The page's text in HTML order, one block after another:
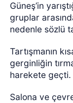
Güneş’in
gruplar
nedenle sözlü
Tartışmanın
gerginliğin
harekete geçti.
Salona ve